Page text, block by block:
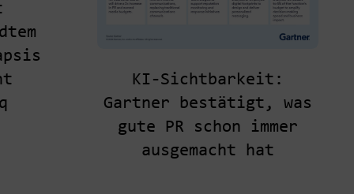
KI-Sichtbarkeit:
Gartner bestätigt, was
gute PR schon immer
ausgemacht hat